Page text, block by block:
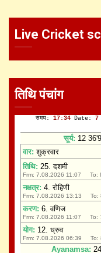
Live Cricket
तिथि पंचांग